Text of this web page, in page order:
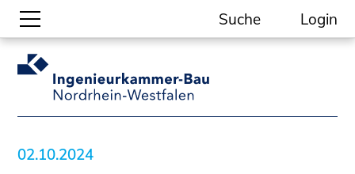
Suche
Gesellschaftliche Themen
Aktuelle Meldungen
Kein Ding ohne ING.
Login
02.10.2024